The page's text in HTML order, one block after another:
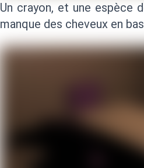
Un crayon, et une espèce
manque des cheveux en